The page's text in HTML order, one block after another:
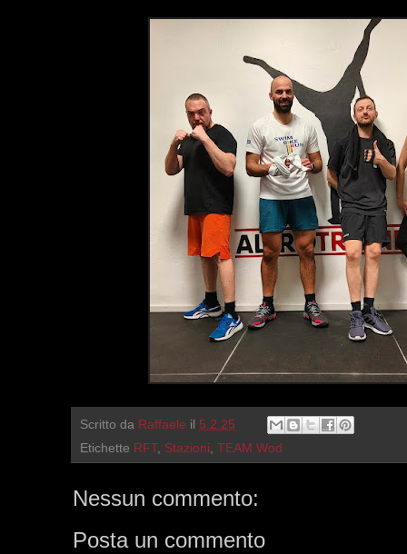
Scritto da Raffaele il 5.2.25
Etichette RFT, Stazioni, TEAM Wod
Nessun commento:
Posta un commento